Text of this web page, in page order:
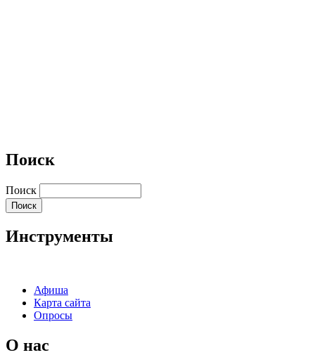
Поиск
Поиск
Инструменты
Афиша
Карта сайта
Опросы
О нас